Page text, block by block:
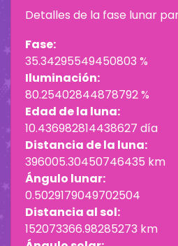
Detalles de la fase lunar
Fase:
35.34295549450803 %
Iluminación:
80.25402844878792 %
Edad de la luna:
10.436982814438627 día
Distancia de la luna:
396005.30450746435 km
Ángulo lunar:
0.5029179049702504
Distancia al sol:
152073366.98285273 km